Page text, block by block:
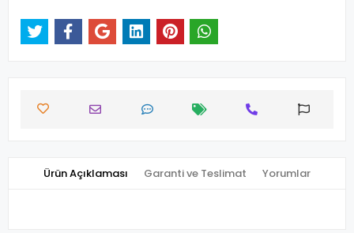
Ürün Açıklaması Garanti ve Teslimat Yorumlar